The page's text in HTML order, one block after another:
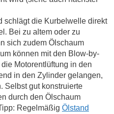
schlägt die Kurbelwelle direkt
Bei zu altem oder zu
sich zudem Ölschaum
können mit den Blow-by-
Motorentlüftung in den
in den Zylinder gelangen,
Selbst gut konstruierte
durch den Ölschaum
Regelmäßig Ölstand